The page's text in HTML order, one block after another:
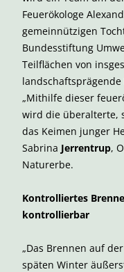
Feuerökologe
gemeinnützigen
Bundesstiftung
Teilflächen von
„Mithilfe dieser
wird die überalterte,
das Keimen junger
Sabrina Jerrentrup,
Naturerbe.
Kontrolliertes
kontrollierbar
„Das Brennen auf
späten Winter